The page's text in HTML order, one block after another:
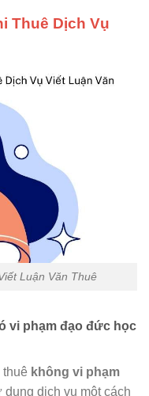
Thuê Dịch Vụ
Luận Văn Thuê
vi phạm đạo đức học
không vi phạm
dụng dịch vụ một cách